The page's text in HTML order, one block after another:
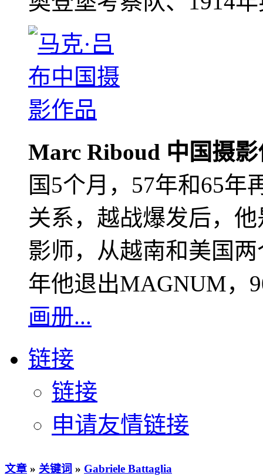
Marc Riboud 中国摄
国5个月，57年和65年
关系，越战爆发后，
影师，从越南和美国
年他退出MAGNUM，
画册...
链接
链接
申请友情链接
文章 » 关键词 » Gabriele Battaglia